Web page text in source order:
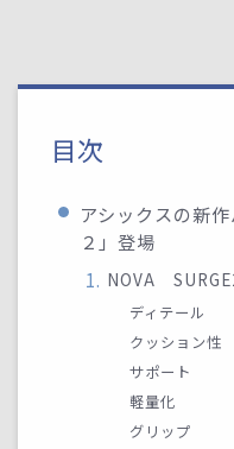
目次
アシックスの新
２」登場
NOVA
ディテール
クッション性
サポート
軽量化
グリップ